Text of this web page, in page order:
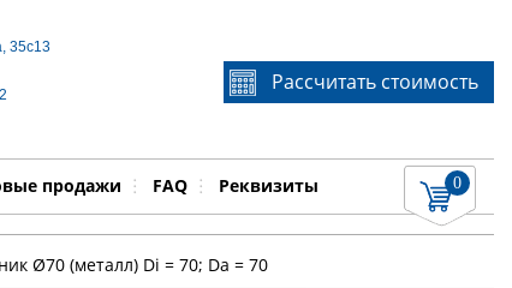
35с13
Рассчитать стоимость
продажи FAQ Реквизиты 0
Если Вы не знаете идентификационный номер
запчасти, звоните по телефону+7 495 106-64-91, мы
работы
Ø70 (металл) Di = 70; Da = 70